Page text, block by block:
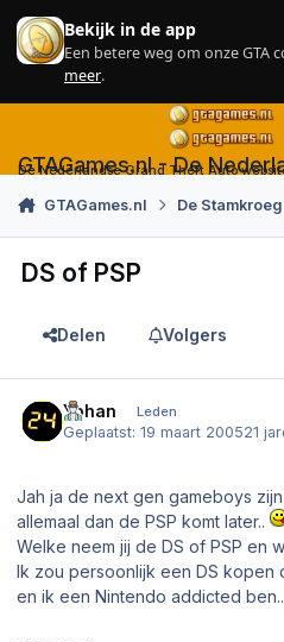
Skip to content
Bekijk in de app
Een betere weg om onze GTA
meer.
GTAGames.nl - De
De Nederlandse Grand Theft Auto
GTAGames.nl De Stamkroeg
DS of PSP
Delen Volgers
Yohan Leden
Geplaatst:19 maart 200521
Jah ja de next gen gameboys
allemaal dan de PSP komt later..
Welke neem jij de DS of PSP en
Ik zou persoonlijk een DS kopen
en ik een Nintendo addicted ben..